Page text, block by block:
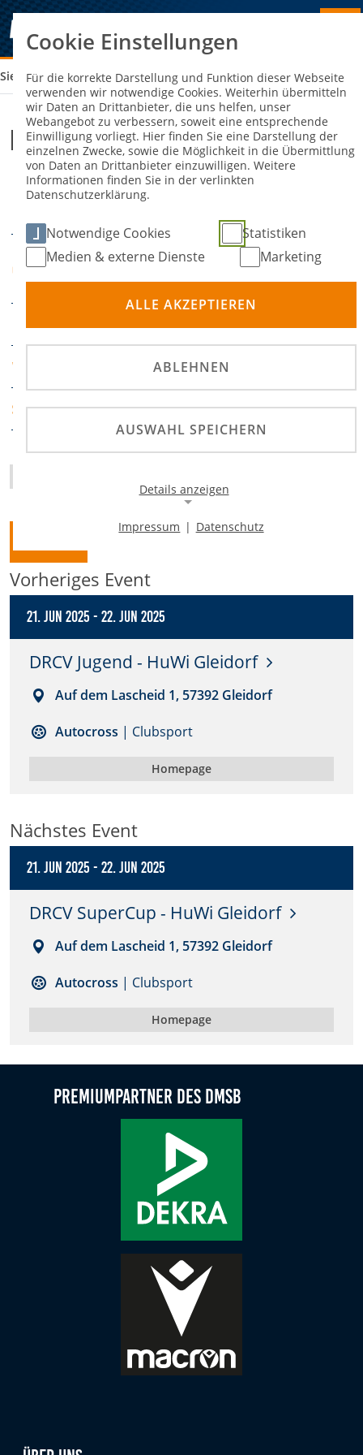
Sie sind hier: DRCV LANGSTRECKE - HUWI GLEIDORF
DRCV Langstrecke - HuWi Gleidorf
DATUM
21. Juni 2025
ORT
Auf dem Lascheid 1,
57392 Gleidorf
Autocross
VERANSTALTER DRCV e.V.
SPORTABTEILUNG ADAC Weser-Ems
Vorheriges Event
21. Jun 2025-22. Jun 2025
DRCV Jugend - HuWi Gleidorf
Auf dem Lascheid 1, 57392 Gleidorf
Autocross | Clubsport
Homepage
Nächstes Event
21. Jun 2025-22. Jun 2025
DRCV SuperCup - HuWi Gleidorf
Auf dem Lascheid 1, 57392 Gleidorf
Autocross | Clubsport
Homepage
Premiumpartner des DMSB
Cookie Einstellungen
Für die korrekte Darstellung und Funktion dieser Webseite
verwenden wir notwendige Cookies. Weiterhin übermitteln
wir Daten an Drittanbieter, die uns helfen, unser
Webangebot zu verbessern, soweit eine entsprechende
Einwilligung vorliegt. Hier finden Sie eine Darstellung der
einzelnen Zwecke, sowie die Möglichkeit in die Übermittlung
von Daten an Drittanbieter einzuwilligen. Weitere
Informationen finden Sie in der verlinkten
Datenschutzerklärung.
Notwendige Cookies
Statistiken
Medien & externe Dienste
Marketing
ALLE AKZEPTIEREN
ABLEHNEN
AUSWAHL SPEICHERN
Details anzeigen
Notwendige Cookies ermöglichen die Kernfunktionalität
einer Website. Sie helfen dabei, die Website nutzbar zu
machen, indem sie grundlegende Funktionen
ermöglichen. Ohne diese Cookies kann die Website nicht
richtig funktionieren.
Background Image
Name:
Dieser Cookie speichert Informationen zu
verwendeten Hintergrundbildern der Website.
Cookie Consent
Name:
DMSB
Zweck:
Cookies, die der Sammlung von Informationen und
Erstellung von Berichten über die Website-
Nutzungsstatistik dienen, ohne dass einzelne
Besucher persönlich identifiziert werden können.
Google Analytics
Impressum | Datenschutz